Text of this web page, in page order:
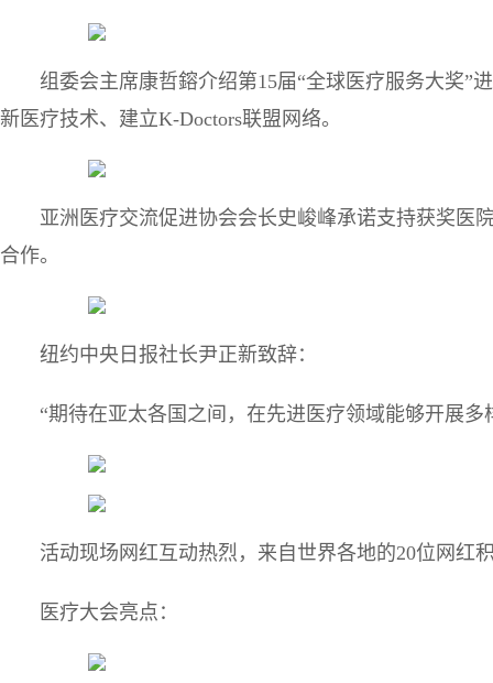
组委会主席康哲鎔介绍第15届“全球医疗服务大奖”
新医疗技术、建立K-Doctors联盟网络。
亚洲医疗交流促进协会会长史峻峰承诺支持获奖医
合作。
纽约中央日报社长尹正新致辞：
“期待在亚太各国之间，在先进医疗领域能够开展
活动现场网红互动热烈，来自世界各地的20位网红
医疗大会亮点：